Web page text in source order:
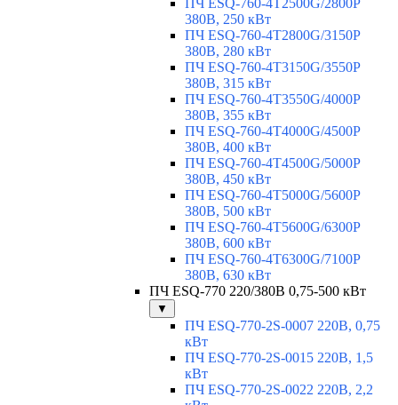
ПЧ ESQ-760-4T2500G/2800P
380В, 250 кВт
ПЧ ESQ-760-4T2800G/3150P
380В, 280 кВт
ПЧ ESQ-760-4T3150G/3550P
380В, 315 кВт
ПЧ ESQ-760-4T3550G/4000P
380В, 355 кВт
ПЧ ESQ-760-4T4000G/4500P
380В, 400 кВт
ПЧ ESQ-760-4T4500G/5000P
380В, 450 кВт
ПЧ ESQ-760-4T5000G/5600P
380В, 500 кВт
ПЧ ESQ-760-4T5600G/6300P
380В, 600 кВт
ПЧ ESQ-760-4T6300G/7100P
380В, 630 кВт
ПЧ ESQ-770 220/380В 0,75-500 кВт
▼
ПЧ ESQ-770-2S-0007 220В, 0,75
кВт
ПЧ ESQ-770-2S-0015 220В, 1,5
кВт
ПЧ ESQ-770-2S-0022 220В, 2,2